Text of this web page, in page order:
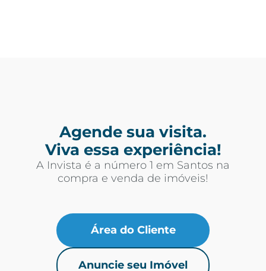
Agende sua visita.
Viva essa experiência!
A Invista é a número 1 em Santos na
compra e venda de imóveis!
Área do Cliente
Anuncie seu Imóvel